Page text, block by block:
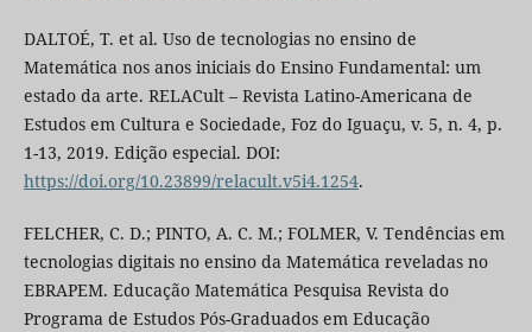
DALTOÉ, T. et al. Uso de tecnologias no ensino de
Matemática nos anos iniciais do Ensino Fundamental: um
estado da arte. RELACult – Revista Latino-Americana de
Estudos em Cultura e Sociedade, Foz do Iguaçu, v. 5, n. 4, p.
1-13, 2019. Edição especial. DOI:
https://doi.org/10.23899/relacult.v5i4.1254.
FELCHER, C. D.; PINTO, A. C. M.; FOLMER, V. Tendências em
tecnologias digitais no ensino da Matemática reveladas no
EBRAPEM. Educação Matemática Pesquisa Revista do
Programa de Estudos Pós-Graduados em Educação